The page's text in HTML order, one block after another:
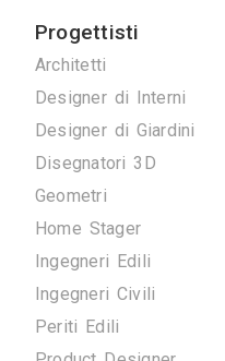
Progettisti
Architetti
Designer di Interni
Designer di
Disegnatori 3D
Geometri
Home Stager